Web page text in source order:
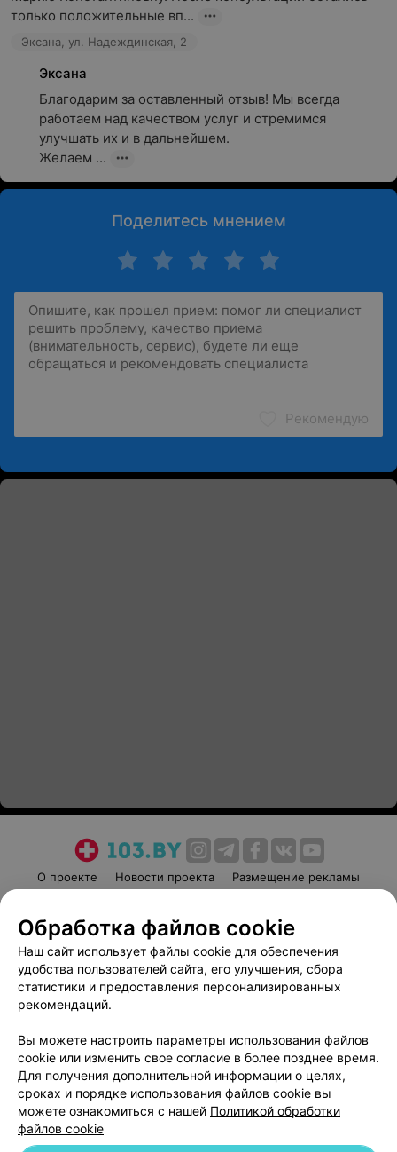
только положительные вп...
Эксана, ул. Надеждинская, 2
Эксана
Благодарим за оставленный отзыв! Мы всегда
работаем над качеством услуг и стремимся
улучшать их и в дальнейшем.
Желаем ...
Поделитесь мнением
Рекомендую
О проекте Новости проекта
Размещение рекламы
Пользовательское соглашение
Способы оплаты
Вакансии
Партнеры
Написать руководителю 103.by
Обработка персональных данных
Обработка файлов cookie
Наш сайт использует файлы cookie для обеспечения
удобства пользователей сайта, его улучшения, сбора
статистики и предоставления персонализированных
рекомендаций.
Вы можете настроить параметры использования файлов
cookie или изменить свое согласие в более позднее время.
Для получения дополнительной информации о целях,
сроках и порядке использования файлов cookie вы
можете ознакомиться с нашей Политикой обработки
файлов cookie